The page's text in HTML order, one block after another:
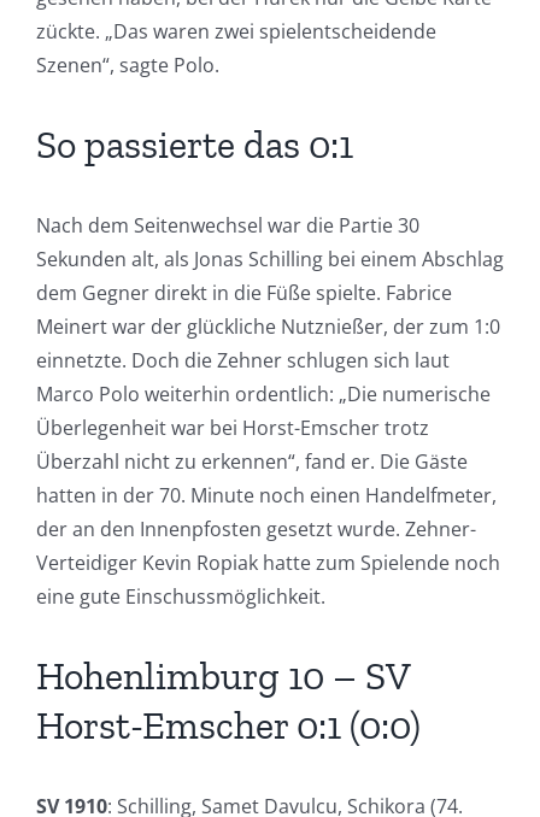
zückte. „Das waren zwei spielentscheidende
Szenen“, sagte Polo.
So passierte das 0:1
Nach dem Seitenwechsel war die Partie 30
Sekunden alt, als Jonas Schilling bei einem Abschlag
dem Gegner direkt in die Füße spielte. Fabrice
Meinert war der glückliche Nutznießer, der zum 1:0
einnetzte. Doch die Zehner schlugen sich laut
Marco Polo weiterhin ordentlich: „Die numerische
Überlegenheit war bei Horst-Emscher trotz
Überzahl nicht zu erkennen“, fand er. Die Gäste
hatten in der 70. Minute noch einen Handelfmeter,
der an den Innenpfosten gesetzt wurde. Zehner-
Verteidiger Kevin Ropiak hatte zum Spielende noch
eine gute Einschussmöglichkeit.
Hohenlimburg 10 – SV
Horst-Emscher 0:1 (0:0)
SV 1910: Schilling, Samet Davulcu, Schikora (74.